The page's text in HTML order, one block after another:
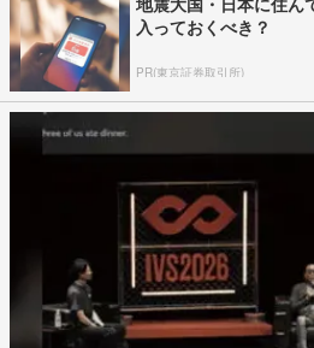
入っておくべき？
PR(東京証券取引所)